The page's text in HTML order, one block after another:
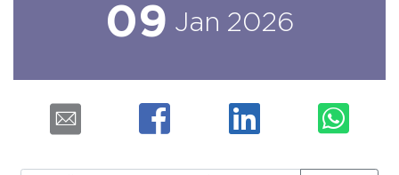
09 Jan 2026